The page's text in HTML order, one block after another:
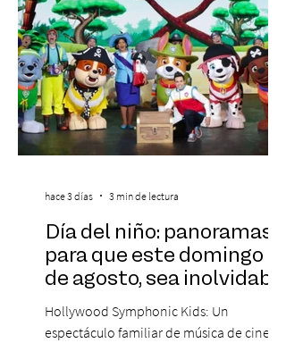
Día del niño: panoramas
para que este domingo 09
de agosto, sea inolvidable
Hollywood Symphonic Kids: Un
espectáculo familiar de música de cine en
hace 3 días 3 min de lectura